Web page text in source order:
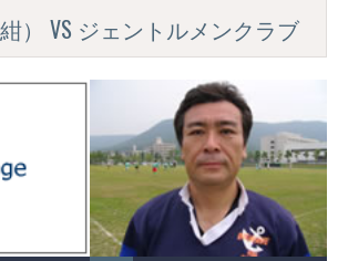
紺） VS ジェントルメンクラブ